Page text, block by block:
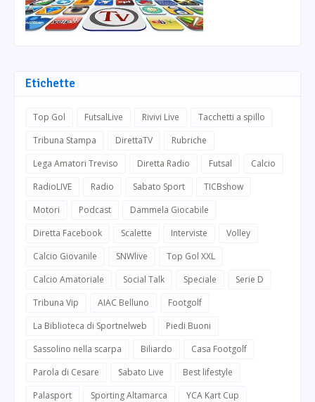
Etichette
Top Gol FutsalLive Rivivi Live
Tacchetti a spillo
Tribuna Stampa
DirettaTV
Rubriche
Lega Amatori Treviso
Diretta Radio Futsal
Calcio
RadioLIVE
Radio Sabato Sport
TICBshow
Motori
Podcast
Dammela Giocabile
Diretta Facebook
Scalette Interviste
Volley
Calcio Giovanile
SNWlive
Top Gol XXL
Calcio Amatoriale
Social Talk Speciale
Serie D
Tribuna Vip
AIAC Belluno
Footgolf
La Biblioteca di Sportnelweb
Piedi Buoni
Sassolino nella scarpa
Biliardo
Casa Footgolf
Parola di Cesare
Sabato Live
Best lifestyle
Palasport
Sporting Altamarca
YCA Kart Cup